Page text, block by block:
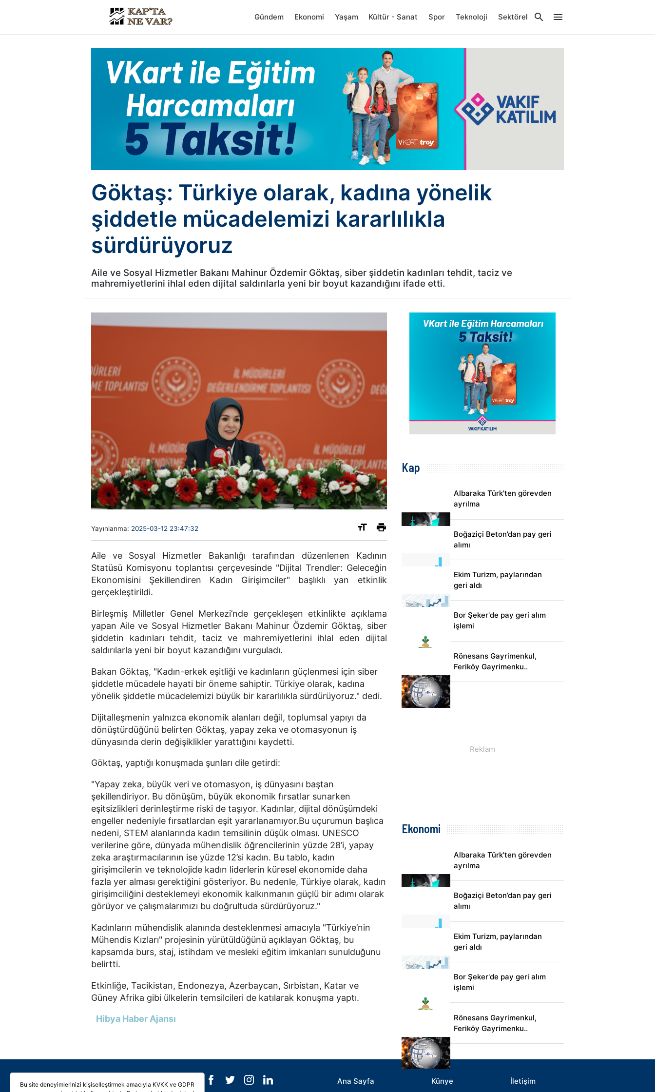
Gündem Ekonomi Yaşam Kültür - Sanat Spor Teknoloji Sektörel
Göktaş: Türkiye olarak, kadına yönelik
şiddetle mücadelemizi kararlılıkla
sürdürüyoruz
Aile ve Sosyal Hizmetler Bakanı Mahinur Özdemir Göktaş, siber şiddetin kadınları tehdit, taciz ve
mahremiyetlerini ihlal eden dijital saldırılarla yeni bir boyut kazandığını ifade etti.
Yayınlanma: 2025-03-12 23:47:32
Aile ve Sosyal Hizmetler Bakanlığı tarafından düzenlenen Kadının
Statüsü Komisyonu toplantısı çerçevesinde "Dijital Trendler: Geleceğin
Ekonomisini Şekillendiren Kadın Girişimciler" başlıklı yan etkinlik
gerçekleştirildi.
Birleşmiş Milletler Genel Merkezi’nde gerçekleşen etkinlikte açıklama
yapan Aile ve Sosyal Hizmetler Bakanı Mahinur Özdemir Göktaş, siber
şiddetin kadınları tehdit, taciz ve mahremiyetlerini ihlal eden dijital
saldırılarla yeni bir boyut kazandığını vurguladı.
Bakan Göktaş, "Kadın-erkek eşitliği ve kadınların güçlenmesi için siber
şiddetle mücadele hayati bir öneme sahiptir. Türkiye olarak, kadına
yönelik şiddetle mücadelemizi büyük bir kararlılıkla sürdürüyoruz." dedi.
Dijitalleşmenin yalnızca ekonomik alanları değil, toplumsal yapıyı da
dönüştürdüğünü belirten Göktaş, yapay zeka ve otomasyonun iş
dünyasında derin değişiklikler yarattığını kaydetti.
Göktaş, yaptığı konuşmada şunları dile getirdi:
"Yapay zeka, büyük veri ve otomasyon, iş dünyasını baştan
şekillendiriyor. Bu dönüşüm, büyük ekonomik fırsatlar sunarken
eşitsizlikleri derinleştirme riski de taşıyor. Kadınlar, dijital dönüşümdeki
engeller nedeniyle fırsatlardan eşit yararlanamıyor.Bu uçurumun başlıca
nedeni, STEM alanlarında kadın temsilinin düşük olması. UNESCO
verilerine göre, dünyada mühendislik öğrencilerinin yüzde 28’i, yapay
zeka araştırmacılarının ise yüzde 12’si kadın. Bu tablo, kadın
girişimcilerin ve teknolojide kadın liderlerin küresel ekonomide daha
fazla yer alması gerektiğini gösteriyor. Bu nedenle, Türkiye olarak, kadın
girişimciliğini desteklemeyi ekonomik kalkınmanın güçlü bir adımı olarak
görüyor ve çalışmalarımızı bu doğrultuda sürdürüyoruz."
Kadınların mühendislik alanında desteklenmesi amacıyla "Türkiye’nin
Mühendis Kızları" projesinin yürütüldüğünü açıklayan Göktaş, bu
kapsamda burs, staj, istihdam ve mesleki eğitim imkanları sunulduğunu
belirtti.
Etkinliğe, Tacikistan, Endonezya, Azerbaycan, Sırbistan, Katar ve
Güney Afrika gibi ülkelerin temsilcileri de katılarak konuşma yaptı.
Hibya Haber Ajansı
Kap
Albaraka Türk'ten görevden
ayrılma
Boğaziçi Beton’dan pay geri
alımı
Ekim Turizm, paylarından
geri aldı
Bor Şeker'de pay geri alım
işlemi
Rönesans Gayrimenkul,
Feriköy Gayrimenku..
Ekonomi
Albaraka Türk'ten görevden
ayrılma
Boğaziçi Beton’dan pay geri
alımı
Ekim Turizm, paylarından
geri aldı
Bor Şeker'de pay geri alım
işlemi
Rönesans Gayrimenkul,
Feriköy Gayrimenku..
Galeri Video Ana Sayfa Künye İletişim
Bu site deneyimlerinizi kişiselleştirmek amacıyla KVKK ve GDPR